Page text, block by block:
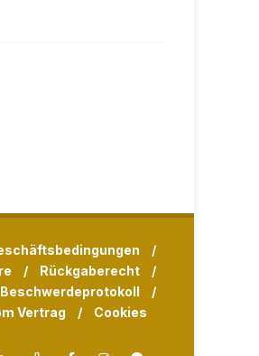
/
/ Rückgaberecht
/
Beschwerdeprotokoll
/
Vertrag
/ Cookies